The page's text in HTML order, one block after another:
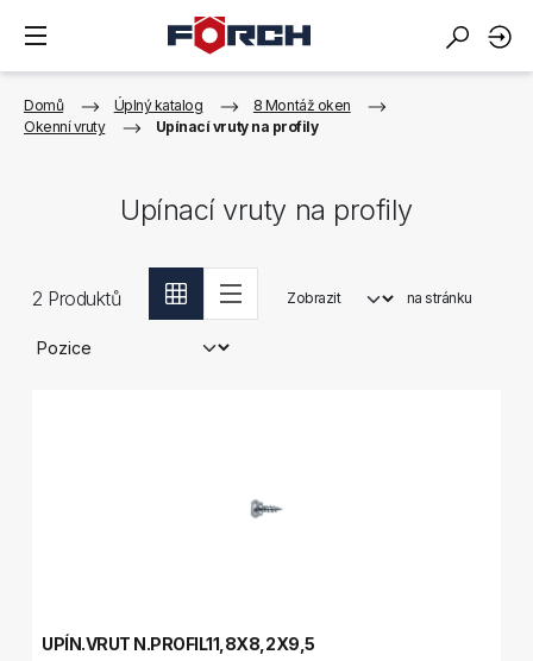
Domů Úplný katalog
8 Montáž oken
Okenní vruty
Upínací vruty na profily
Upínací vruty na profily
2 Produktů Zobrazit na stránku
UPÍN.VRUT N.PROFIL11,8X8,2X9,5